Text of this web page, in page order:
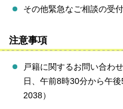
その他緊急なご相談の受付
注意事項
戸籍に関するお問い合わ
日、午前8時30分から午
2038）